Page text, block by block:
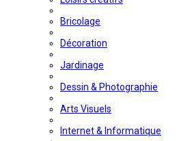
Bricolage
Décoration
Jardinage
Dessin & Photographie
Arts Visuels
Internet & Informatique